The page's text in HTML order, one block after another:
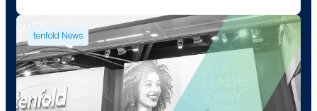
tenfold News